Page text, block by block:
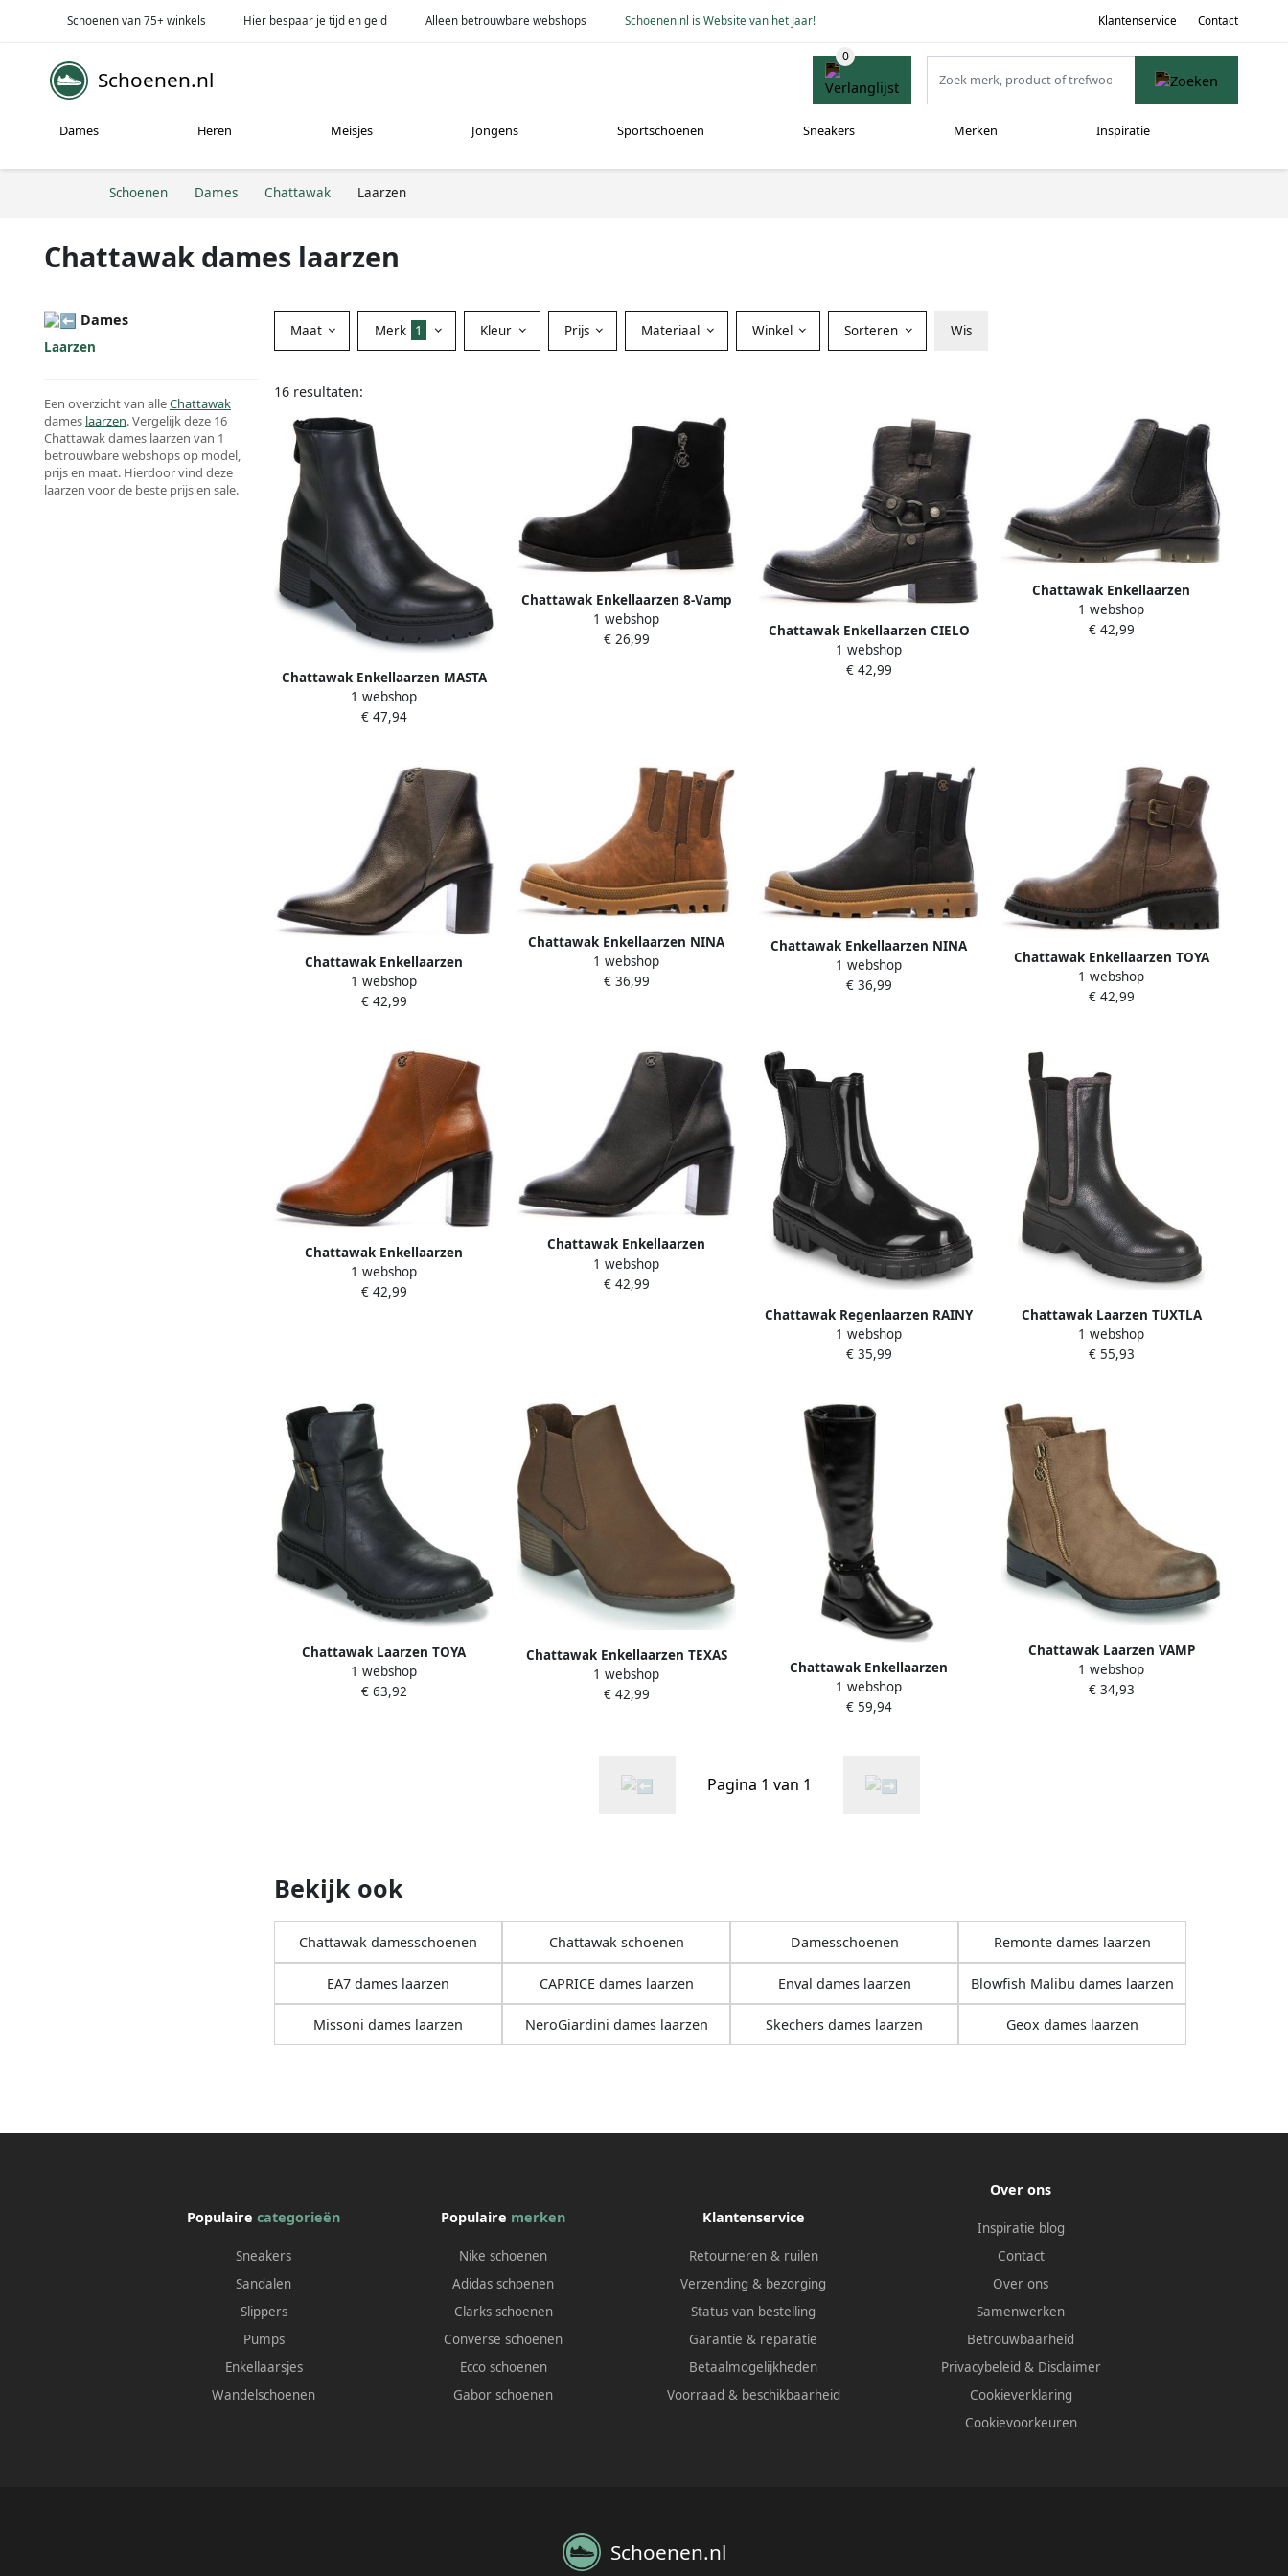
Schoenen van 75+ winkels Hier bespaar je tijd en geld Alleen betrouwbare webshops Schoenen.nl is Website van het Jaar! Klantenservice Contact
Schoenen.nl
Dames Heren Meisjes Jongens Sportschoenen Sneakers Merken Inspiratie
Schoenen Dames Chattawak Laarzen
Chattawak dames laarzen
Dames
Laarzen
Een overzicht van alleChattawak
dames laarzen. Vergelijk deze 16
Chattawak dames laarzen van 1
betrouwbare webshops op model,
prijs en maat. Hierdoor vind deze
laarzen voor de beste prijs en sale.
Maat Merk 1 Kleur Prijs Materiaal Winkel Sorteren Wis
16 resultaten:
Chattawak Enkellaarzen MASTA
1 webshop
€ 47,94
Chattawak Enkellaarzen 8-Vamp
1 webshop
€ 26,99
Chattawak Enkellaarzen CIELO
1 webshop
€ 42,99
Chattawak Enkellaarzen
PALERMO
1 webshop
€ 42,99
Chattawak Enkellaarzen
MORENO
1 webshop
€ 42,99
Chattawak Enkellaarzen NINA
1 webshop
€ 36,99
Chattawak Enkellaarzen NINA
1 webshop
€ 36,99
Chattawak Enkellaarzen TOYA
1 webshop
€ 42,99
Chattawak Enkellaarzen
MORENO
1 webshop
€ 42,99
Chattawak Enkellaarzen
MORENO
1 webshop
€ 42,99
Chattawak Regenlaarzen RAINY
1 webshop
€ 35,99
Chattawak Laarzen TUXTLA
1 webshop
€ 55,93
Chattawak Laarzen TOYA
1 webshop
€ 63,92
Chattawak Enkellaarzen TEXAS
1 webshop
€ 42,99
Chattawak Enkellaarzen
ALABAMA
1 webshop
€ 59,94
Chattawak Laarzen VAMP
1 webshop
€ 34,93
Pagina 1 van 1
Bekijk ook
Chattawak damesschoenen Chattawak schoenen Damesschoenen Remonte dames laarzen
EA7 dames laarzen CAPRICE dames laarzen Enval dames laarzen Blowfish Malibu dames laarzen
Missoni dames laarzen NeroGiardini dames laarzen Skechers dames laarzen Geox dames laarzen
Populairecategorieën
Sneakers
Sandalen
Slippers
Pumps
Enkellaarsjes
Wandelschoenen
Populaire merken
Nike schoenen
Adidas schoenen
Clarks schoenen
Converse schoenen
Ecco schoenen
Gabor schoenen
Klantenservice
Retourneren & ruilen
Verzending & bezorging
Status van bestelling
Garantie & reparatie
Betaalmogelijkheden
Voorraad & beschikbaarheid
Over ons
Inspiratie blog
Contact
Over ons
Samenwerken
Betrouwbaarheid
Privacybeleid & Disclaimer
Cookieverklaring
Cookievoorkeuren
Schoenen.nl